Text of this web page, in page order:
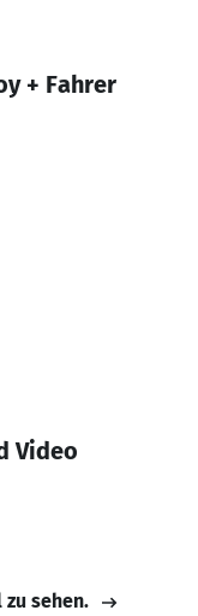
+ Fahrer
Video
zu sehen.